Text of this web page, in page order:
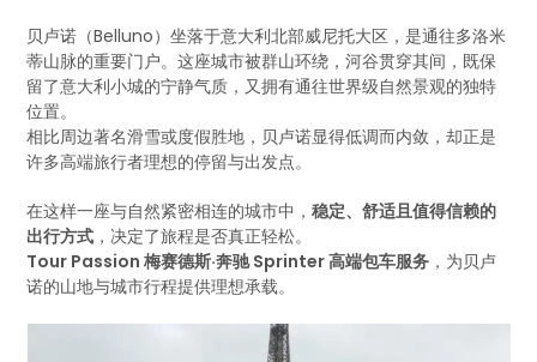
贝卢诺（Belluno）坐落于意大利北部威尼托大区，是通往多洛米
蒂山脉的重要门户。这座城市被群山环绕，河谷贯穿其间，既保
留了意大利小城的宁静气质，又拥有通往世界级自然景观的独特
位置。
相比周边著名滑雪或度假胜地，贝卢诺显得低调而内敛，却正是
许多高端旅行者理想的停留与出发点。
在这样一座与自然紧密相连的城市中，稳定、舒适且值得信赖的
出行方式 ，决定了旅程是否真正轻松。
Tour Passion 梅赛德斯·奔驰 Sprinter 高端包车服务 ，为贝卢
诺的山地与城市行程提供理想承载。